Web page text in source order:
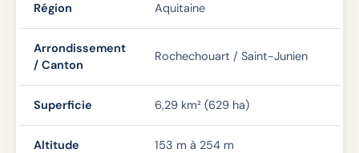
Région
Aquitaine
Arrondissement
/ Canton
Rochechouart / Saint-Junien
Superficie 6,29 km² (629 ha)
Altitude 153 m à 254 m